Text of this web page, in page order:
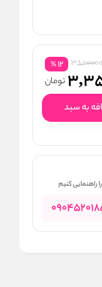
3800000
12
%
تومان
به سبد
راهنمایی کنیم